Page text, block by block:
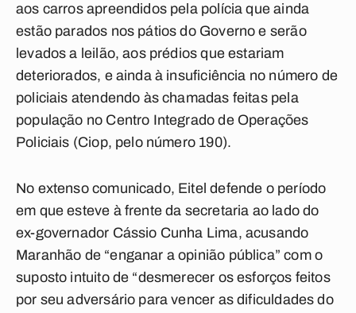
aos carros apreendidos pela polícia que ainda
estão parados nos pátios do Governo e serão
levados a leilão, aos prédios que estariam
deteriorados, e ainda à insuficiência no número de
policiais atendendo às chamadas feitas pela
população no Centro Integrado de Operações
Policiais (Ciop, pelo número 190).
No extenso comunicado, Eitel defende o período
em que esteve à frente da secretaria ao lado do
ex-governador Cássio Cunha Lima, acusando
Maranhão de “enganar a opinião pública” com o
suposto intuito de “desmerecer os esforços feitos
por seu adversário para vencer as dificuldades do